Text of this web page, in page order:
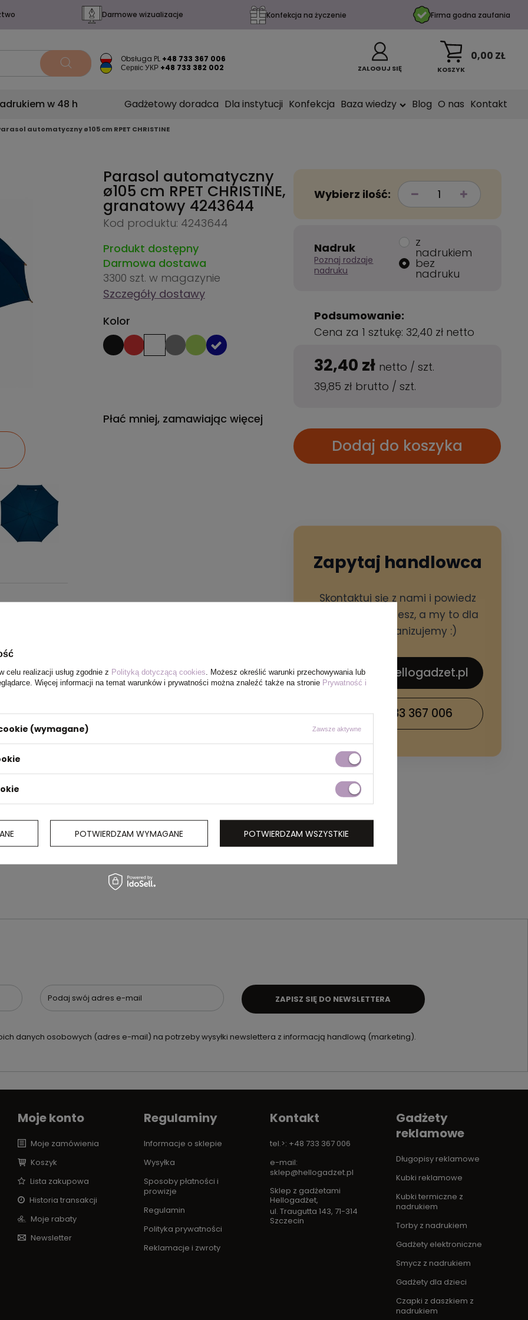
Darmowe wizualizacje Konfekcja na życzenie Firma godna zaufania
Obsługa PL +48 733 367 006
Сервіс УКР +48 733 382 002 ZALOGUJ SIĘ KOSZYK
0,00 ZŁ
w 48 h Gadżetowy doradca Dla instytucji Konfekcja Baza wiedzy Blog O nas Kontakt
automatyczny ø105 cm RPET CHRISTINE
z
z
Parasol automatyczny
ø105 cm RPET CHRISTINE,
granatowy 4243644
Kod produktu: 4243644
Produkt dostępny
Darmowa dostawa
3300 szt. w magazynie
Szczegóły dostawy
Kolor
Płać mniej, zamawiając więcej
Wybierz ilość:
Nadruk
Poznaj rodzaje
nadruku
z
nadrukiem
bez
nadruku
Podsumowanie:
Cena za 1 sztukę: 32,40 zł netto
32,40 zł netto /szt.
39,85 zł brutto /szt.
Dodaj do koszyka
Zapytaj handlowca
Skontaktuj się z nami i powiedz
czego potrzebujesz, a my to dla
Ciebie zorganizujemy :)
sklep@hellogadzet.pl
+48 733 367 006
Podaj swój adres e-mail
danych osobowych (adres e-mail) na potrzeby wysyłki newslettera z informacją handlową (marketing).
ZAPISZ SIĘ DO NEWSLETTERA
Moje konto
Moje zamówienia
Koszyk
Lista zakupowa
Historia transakcji
Moje rabaty
Newsletter
Regulaminy
Informacje o sklepie
Wysyłka
Sposoby płatności i
prowizje
Regulamin
Polityka prywatności
Reklamacje i zwroty
Kontakt
tel.>: +48 733 367 006
e-mail:
sklep@hellogadzet.pl
Sklep z gadżetami
Hellogadżet,
ul. Traugutta 143, 71-314
Szczecin
Gadżety
reklamowe
Długopisy reklamowe
Kubki reklamowe
Kubki termiczne z
nadrukiem
Torby z nadrukiem
Gadżety elektroniczne
Smycz z nadrukiem
Gadżety dla dzieci
Czapki z daszkiem z
nadrukiem
celu realizacji usług zgodnie z Polityką dotyczącą cookies . Możesz określić warunki przechowywania lub
Więcej informacji na temat warunków i prywatności można znaleźć także na stronie Prywatność i
(wymagane) Zawsze aktywne
POTWIERDZAM WYMAGANE POTWIERDZAM WSZYSTKIE